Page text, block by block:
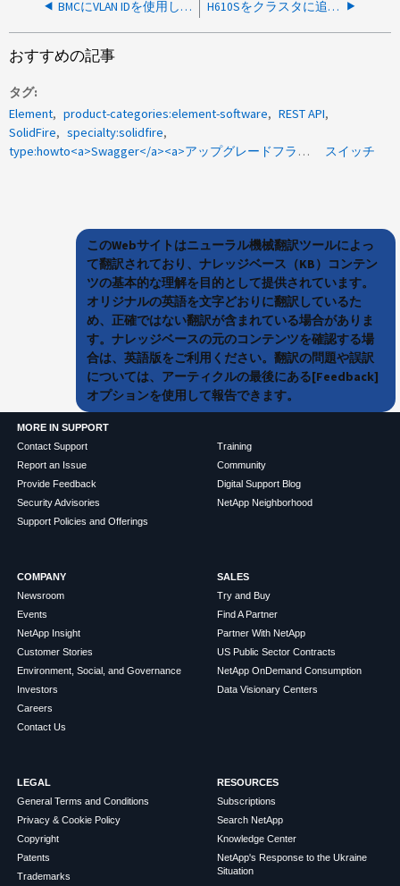
BMCにVLAN IDを使用している場合、Elementのアップグレード後にIP情報が失われる可能性があります H610Sをクラスタに追加したあとの「Incorrect BIOS setting」という警告
おすすめの記事
タグ
Element
product-categories:element-software
REST API
SolidFire
specialty:solidfire
type:howto<a>Swagger</a><a>アップグレードフラグ</a>
スイッチ
このWebサイトはニューラル機械翻訳ツールによっ
て翻訳されており、ナレッジベース（KB）コンテン
ツの基本的な理解を目的として提供されています。
オリジナルの英語を文字どおりに翻訳しているた
め、正確ではない翻訳が含まれている場合がありま
す。ナレッジベースの元のコンテンツを確認する場
合は、英語版をご利用ください。翻訳の問題や誤訳
については、アーティクルの最後にある[Feedback]
オプションを使用して報告できます。
MORE IN SUPPORT
Contact Support
Report an Issue
Provide Feedback
Security Advisories
Support Policies and Offerings
Training
Community
Digital Support Blog
NetApp Neighborhood
COMPANY
Newsroom
Events
NetApp Insight
Customer Stories
Environment, Social, and Governance
Investors
Careers
Contact Us
SALES
Try and Buy
Find A Partner
Partner With NetApp
US Public Sector Contracts
NetApp OnDemand Consumption
Data Visionary Centers
LEGAL
General Terms and Conditions
Privacy & Cookie Policy
Copyright
Patents
Trademarks
RESOURCES
Subscriptions
Search NetApp
Knowledge Center
NetApp's Response to the Ukraine
Situation